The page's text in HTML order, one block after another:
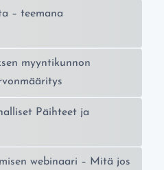
– teemana
myyntikunnon
Päihteet ja
webinaari – Mitä jos